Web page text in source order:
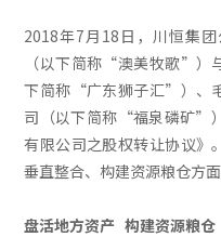
2018年7月18日，川恒集
（以下简称“澳美牧歌”）
下简称“广东狮子汇”）、
司（以下简称“福泉磷矿”
有限公司之股权转让协议》
垂直整合、构建资源粮仓方
盘活地方资产 构建资源粮仓